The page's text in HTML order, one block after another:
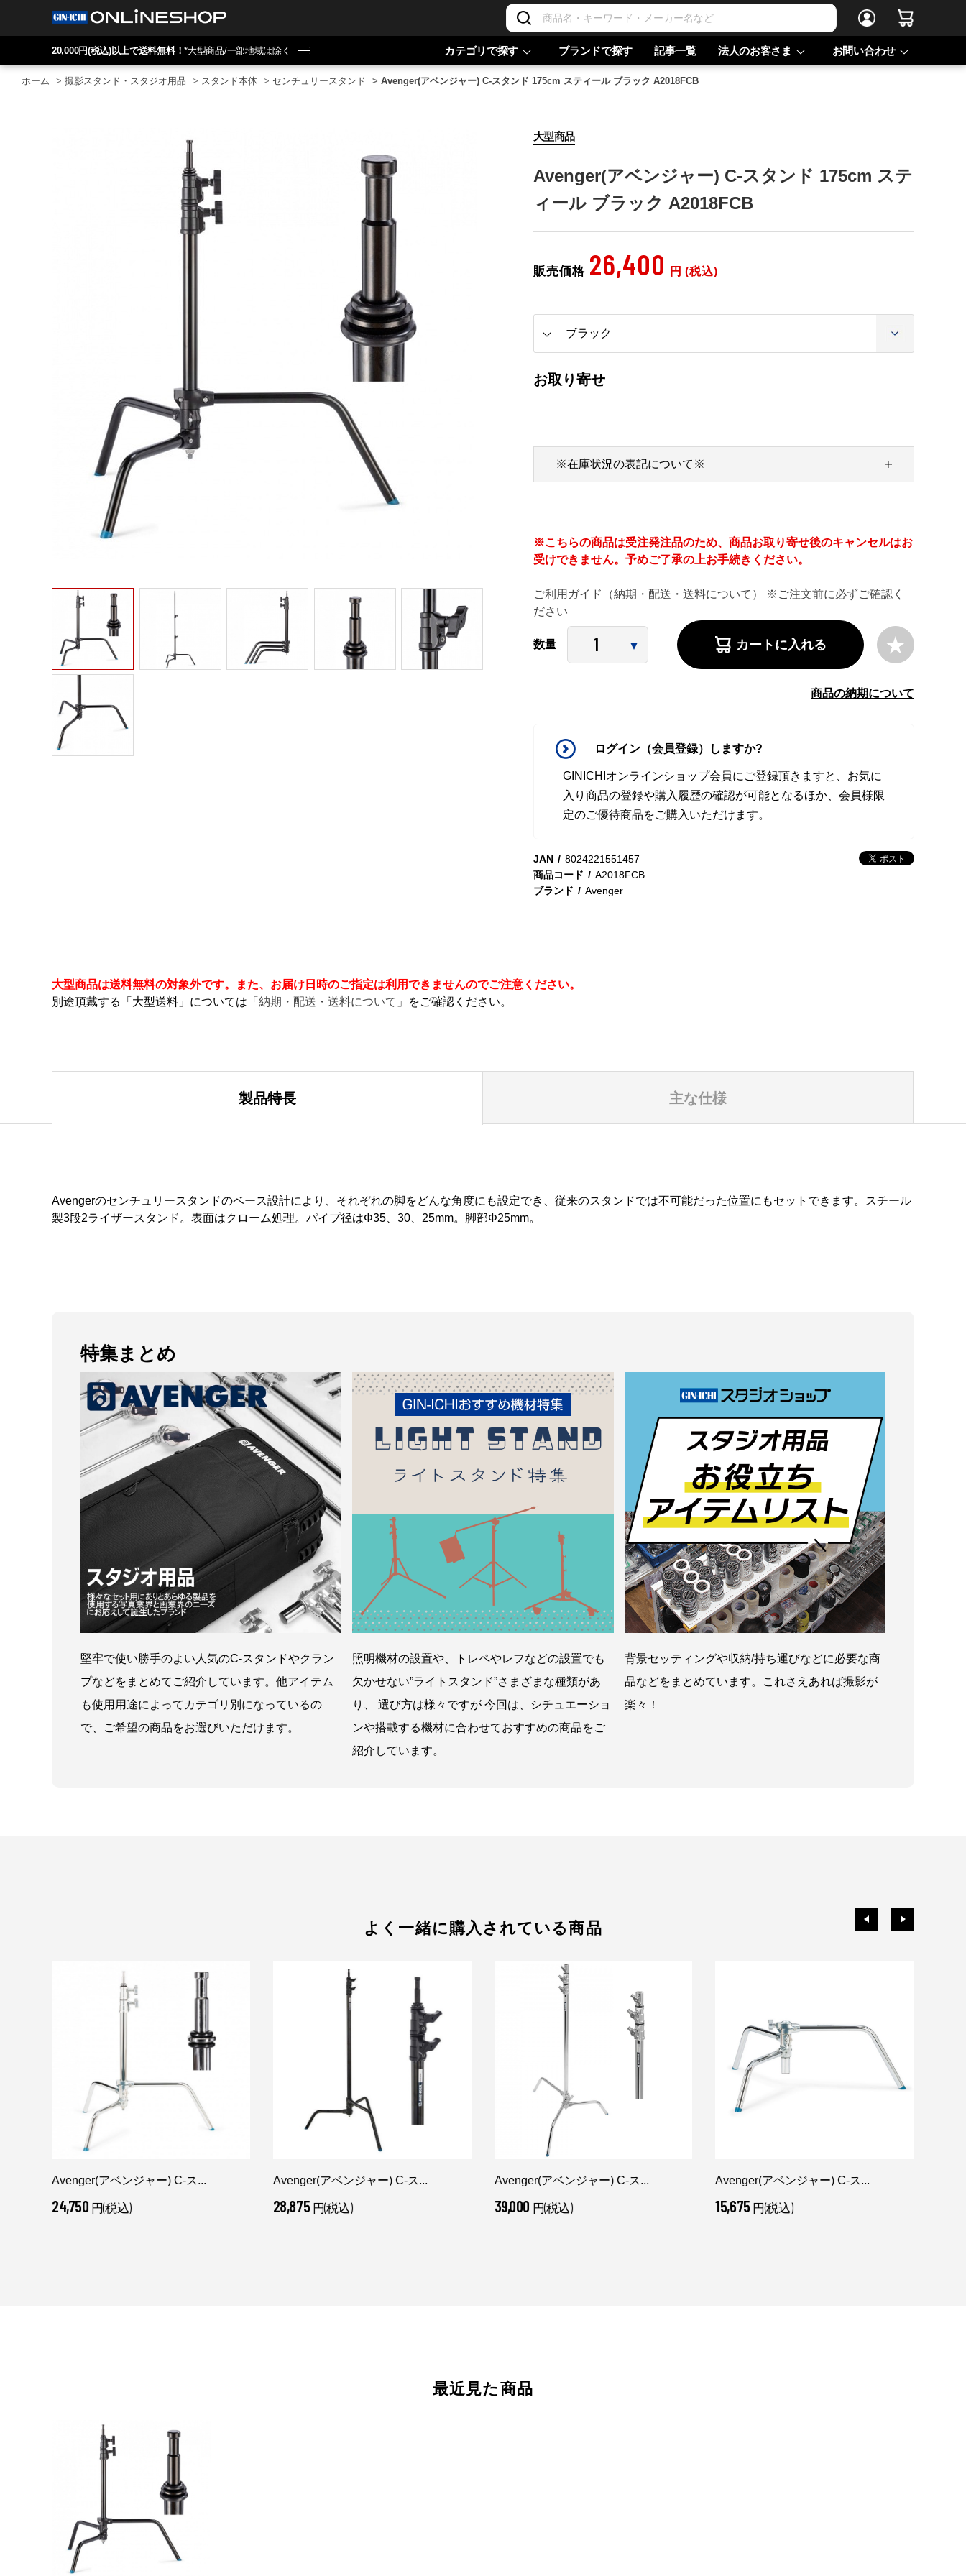
20,000円(税込)以上で送料無料！*大型商品/一部地域は除く カテゴリで探す ブランドで探す 記事一覧 法人のお客さま お問い合わせ
ホーム > 撮影スタンド・スタジオ用品 > スタンド本体 > センチュリースタンド > Avenger(アベンジャー) C-スタンド 175cm スティール ブラック A2018FCB
大型商品
Avenger(アベンジャー) C-スタンド 175cm ステ
ィール ブラック A2018FCB
販売価格 26,400 円 (税込)
お取り寄せ
ご利用ガイド（納期・配送・送料について） ※ご注文前に必ずご確認く
ださい
※在庫状況の表記について※
※こちらの商品は受注発注品のため、商品お取り寄せ後のキャンセルはお
受けできません。予めご了承の上お手続きください。
数量 カートに入れる
商品の納期について
ログイン（会員登録）しますか?
GINICHIオンラインショップ会員にご登録頂きますと、お気に
入り商品の登録や購入履歴の確認が可能となるほか、会員様限
定のご優待商品をご購入いただけます。
JAN
8024221551457
商品コード
A2018FCB
ブランド
Avenger
大型商品は送料無料の対象外です。また、お届け日時のご指定は利用できませんのでご注意ください。
別途頂戴する「大型送料」については 「納期・配送・送料について」 をご確認ください。
製品特長 主な仕様
Avengerのセンチュリースタンドのベース設計により、それぞれの脚をどんな角度にも設定でき、従来のスタンドでは不可能だった位置にもセットできます。スチール
製3段2ライザースタンド。表面はクローム処理。パイプ径はΦ35、30、25mm。脚部Φ25mm。
特集まとめ
堅牢で使い勝手のよい人気のC-スタンドやクラン
プなどをまとめてご紹介しています。他アイテム
も使用用途によってカテゴリ別になっているの
で、ご希望の商品をお選びいただけます。
照明機材の設置や、トレペやレフなどの設置でも
欠かせない”ライトスタンド”さまざまな種類があ
り、 選び方は様々ですが 今回は、シチュエーショ
ンや搭載する機材に合わせておすすめの商品をご
紹介しています。
背景セッティングや収納/持ち運びなどに必要な商
品などをまとめています。これさえあれば撮影が
楽々！
よく一緒に購入されている商品
Avenger(アベンジャー) C-ス...
24,750 円(税込)
Avenger(アベンジャー) C-ス...
28,875 円(税込)
Avenger(アベンジャー) C-ス...
39,000 円(税込)
Avenger(アベンジャー) C-ス...
15,675 円(税込)
最近見た商品